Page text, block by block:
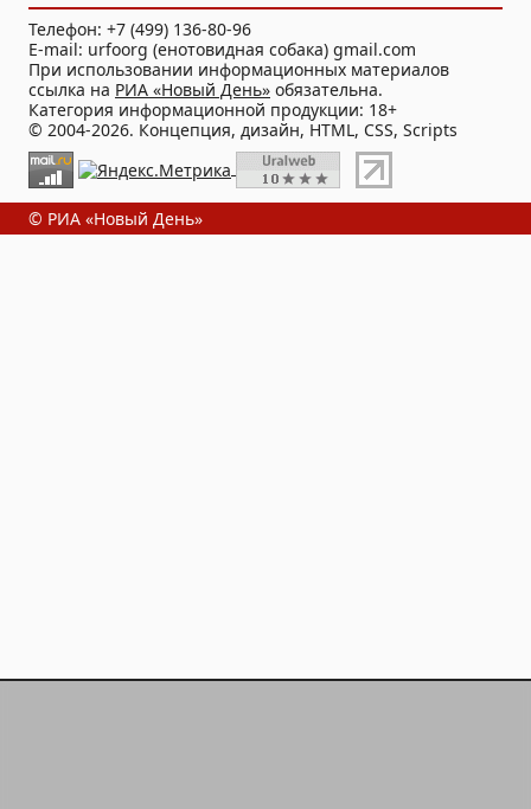
Телефон: +7 (499) 136-80-96
E-mail: urfoorg (енотовидная собака) gmail.com
При использовании информационных материалов
ссылка на РИА «Новый День» обязательна.
Категория информационной продукции: 18+
© 2004-2026. Концепция, дизайн, HTML, CSS, Scripts
© РИА «Новый День»